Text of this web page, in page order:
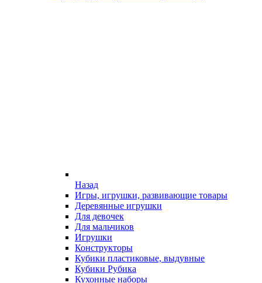
Назад
Игры, игрушки, развивающие товары
Деревянные игрушки
Для девочек
Для мальчиков
Игрушки
Конструкторы
Кубики пластиковые, выдувные
Кубики Рубика
Кухонные наборы